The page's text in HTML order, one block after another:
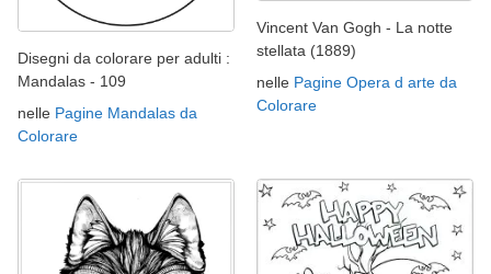
Disegni da colorare per adulti :
Mandalas - 109
nelle Pagine Mandalas da
Colorare
Vincent Van Gogh - La notte
stellata (1889)
nelle Pagine Opera d arte da
Colorare